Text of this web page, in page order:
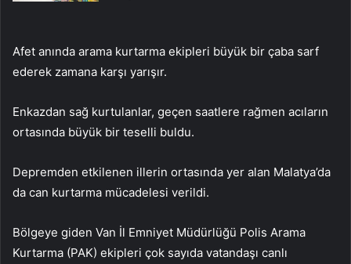
Afet anında arama kurtarma ekipleri büyük bir çaba sarf
ederek zamana karşı yarışır.
Enkazdan sağ kurtulanlar, geçen saatlere rağmen acıların
ortasında büyük bir teselli buldu.
Depremden etkilenen illerin ortasında yer alan Malatya’da
da can kurtarma mücadelesi verildi.
Bölgeye giden Van İl Emniyet Müdürlüğü Polis Arama
Kurtarma (PAK) ekipleri çok sayıda vatandaşı canlı